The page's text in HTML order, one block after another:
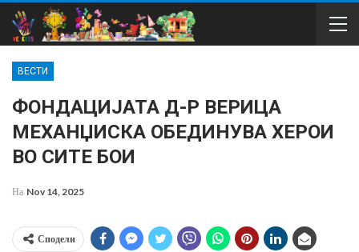
ВЕСТИ
ФОНДАЦИЈАТА Д-Р ВЕРИЦА
МЕХАНЏИСКА ОБЕДИНУВА ХЕРОИ
ВО СИТЕ БОИ
На Nov 14, 2025
Сподели